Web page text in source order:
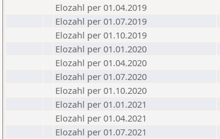
Elozahl per 01.04.2019
Elozahl per 01.07.2019
Elozahl per 01.10.2019
Elozahl per 01.01.2020
Elozahl per 01.04.2020
Elozahl per 01.07.2020
Elozahl per 01.10.2020
Elozahl per 01.01.2021
Elozahl per 01.04.2021
Elozahl per 01.07.2021